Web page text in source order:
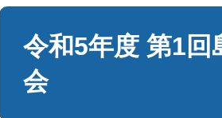
令和5年度 第1回
会